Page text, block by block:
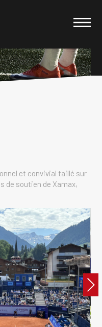
et convivial taillé sur
de soutien de Xamax,